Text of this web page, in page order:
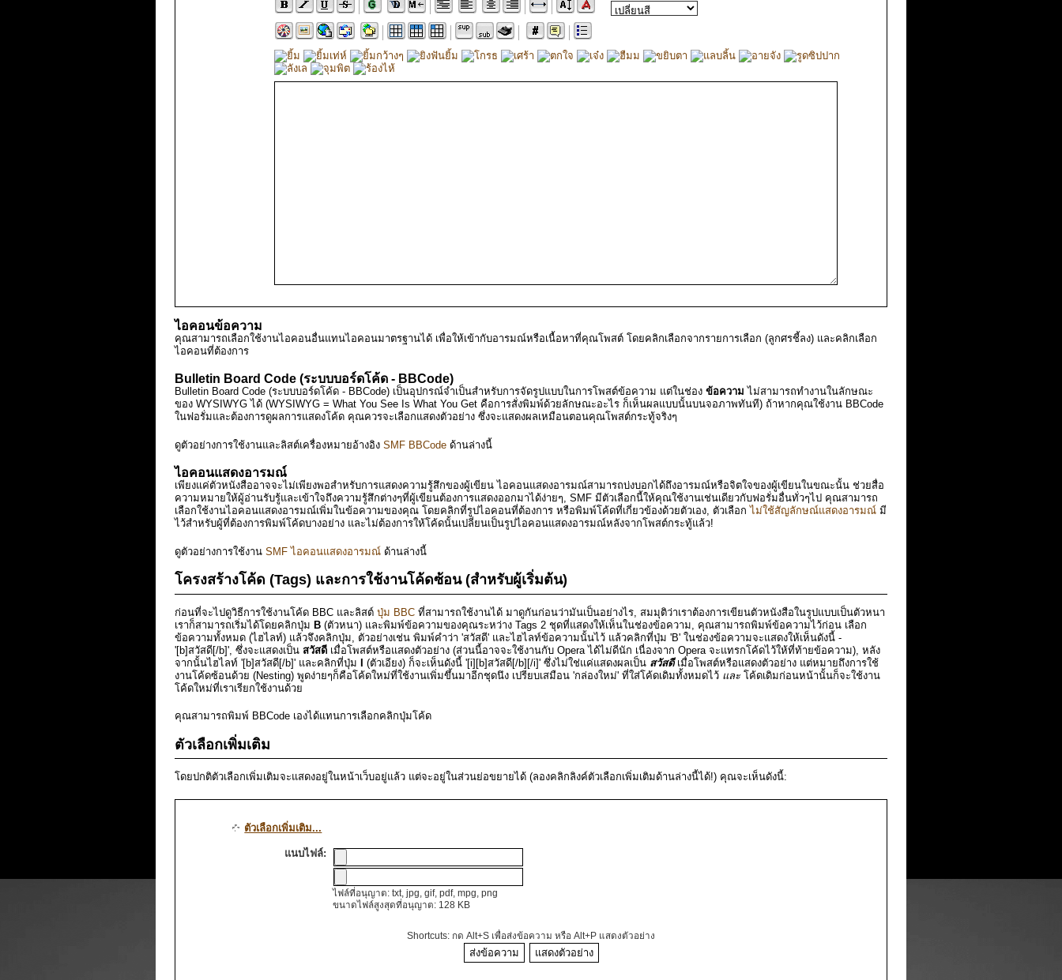
ไอคอนข้อความ
คุณสามารถเลือกใช้งานไอคอนอื่นแทนไอคอนมาตรฐานได้ เพื่อให้เข้ากับอารมณ์หรือเนื้อหาที่คุณโพสต์ โดยคลิกเลือกจากรายการเลือก (ลูกศรชี้ลง) และคลิกเลือก
ไอคอนที่ต้องการ
Bulletin Board Code (ระบบบอร์ดโค้ด - BBCode)
Bulletin Board Code (ระบบบอร์ดโค้ด - BBCode) เป็นอุปกรณ์จำเป็นสำหรับการจัดรูปแบบในการโพสต์ข้อความ แต่ในช่อง ข้อความ ไม่สามารถทำงานในลักษณะ
ของ WYSIWYG ได้ (WYSIWYG = What You See Is What You Get คือการสั่งพิมพ์ด้วยลักษณะอะไร ก็เห็นผลแบบนั้นบนจอภาพทันที) ถ้าหากคุณใช้งาน BBCode
ในฟอรั่มและต้องการดูผลการแสดงโค้ด คุณควรจะเลือกแสดงตัวอย่าง ซึ่งจะแสดงผลเหมือนตอนคุณโพสต์กระทู้จริงๆ
ดูตัวอย่างการใช้งานและลิสต์เครื่องหมายอ้างอิง SMF BBCodeด้านล่างนี้
ไอคอนแสดงอารมณ์
เพียงแค่ตัวหนังสืออาจจะไม่เพียงพอสำหรับการแสดงความรู้สึกของผู้เขียน ไอคอนแสดงอารมณ์สามารถบ่งบอกได้ถึงอารมณ์หรือจิตใจของผู้เขียนในขณะนั้น ช่วยสื่อ
ความหมายให้ผู้อ่านรับรู้และเข้าใจถึงความรู้สึกต่างๆที่ผู้เขียนต้องการแสดงออกมาได้ง่ายๆ, SMF มีตัวเลือกนี้ให้คุณใช้งานเช่นเดียวกับฟอรั่มอื่นทั่วๆไป คุณสามารถ
เลือกใช้งานไอคอนแสดงอารมณ์เพิ่มในข้อความของคุณ โดยคลิกที่รูปไอคอนที่ต้องการ หรือพิมพ์โค้ดที่เกี่ยวข้องด้วยตัวเอง, ตัวเลือกไม่ใช้สัญลักษณ์แสดงอารมณ์มี
ไว้สำหรับผู้ที่ต้องการพิมพ์โค้ดบางอย่าง และไม่ต้องการให้โค้ดนั้นเปลี่ยนเป็นรูปไอคอนแสดงอารมณ์หลังจากโพสต์กระทู้แล้ว!
ดูตัวอย่างการใช้งาน SMF ไอคอนแสดงอารมณ์ด้านล่างนี้
โครงสร้างโค้ด (Tags) และการใช้งานโค้ดซ้อน (สำหรับผู้เริ่มต้น)
ก่อนที่จะไปดูวิธีการใช้งานโค้ด BBC และลิสต์ ปุ่ม BBCที่สามารถใช้งานได้ มาดูกันก่อนว่ามันเป็นอย่างไร, สมมุติว่าเราต้องการเขียนตัวหนังสือในรูปแบบเป็นตัวหนา
เราก็สามารถเริ่มได้โดยคลิกปุ่ม B(ตัวหนา) และพิมพ์ข้อความของคุณระหว่าง Tags 2 ชุดที่แสดงให้เห็นในช่องข้อความ, คุณสามารถพิมพ์ข้อความไว้ก่อน เลือก
ข้อความทั้งหมด (ไฮไลท์) แล้วจึงคลิกปุ่ม, ตัวอย่างเช่น พิมพ์คำว่า 'สวัสดี' และไฮไลท์ข้อความนั้นไว้ แล้วคลิกที่ปุ่ม 'B' ในช่องข้อความจะแสดงให้เห็นดังนี้ -
'[b]สวัสดี[/b]', ซึ่งจะแสดงเป็น สวัสดีเมื่อโพสต์หรือแสดงตัวอย่าง (ส่วนนี้อาจจะใช้งานกับ Opera ได้ไม่ดีนัก เนื่องจาก Opera จะแทรกโค้ดไว้ให้ที่ท้ายข้อความ), หลัง
จากนั้นไฮไลท์ '[b]สวัสดี[/b]' และคลิกที่ปุ่ม I (ตัวเอียง) ก็จะเห็นดังนี้ '[i][b]สวัสดี[/b][/i]' ซึ่งไม่ใช่แค่แสดงผลเป็น สวัสดีเมื่อโพสต์หรือแสดงตัวอย่าง แต่หมายถึงการใช้
งานโค้ดซ้อนด้วย (Nesting) พูดง่ายๆก็คือโค้ดใหม่ที่ใช้งานเพิ่มขึ้นมาอีกชุดนึง เปรียบเสมือน 'กล่องใหม่' ที่ใส่โค้ดเดิมทั้งหมดไว้ และโค้ดเดิมก่อนหน้านั้นก็จะใช้งาน
โค้ดใหม่ที่เราเรียกใช้งานด้วย
คุณสามารถพิมพ์ BBCode เองได้แทนการเลือกคลิกปุ่มโค้ด
ตัวเลือกเพิ่มเติม
โดยปกติตัวเลือกเพิ่มเติมจะแสดงอยู่ในหน้าเว็บอยู่แล้ว แต่จะอยู่ในส่วนย่อขยายได้ (ลองคลิกลิงค์ตัวเลือกเพิ่มเติมด้านล่างนี้ได้!) คุณจะเห็นดังนี้:
ตัวเลือกเพิ่มเติม...
แนบไฟล์:
ไฟล์ที่อนุญาต: txt, jpg, gif, pdf, mpg, png
ขนาดไฟล์สูงสุดที่อนุญาต: 128 KB
Shortcuts: กด Alt+S เพื่อส่งข้อความ หรือ Alt+P แสดงตัวอย่าง